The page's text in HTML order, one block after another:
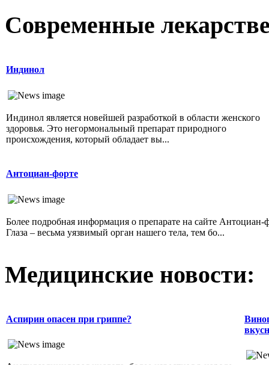
Современные
Индинол
Индинол является новейшей разработкой в области женского
здоровья. Это негормональный препарат природного
происхождения, который обладает вы...
Антоциан-форте
Более подробная информация о препарате на сайте Антоциан-
Глаза – весьма уязвимый орган нашего тела, тем бо...
Медицинские новости:
Аспирин опасен при гриппе?